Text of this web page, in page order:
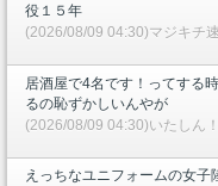
役１５年
(2026/08/09 04:30)マジキチ
居酒屋で4名です！ってする
るの恥ずかしいんやが
(2026/08/09 04:30)いたしん！
えっちなユニフォームの女子